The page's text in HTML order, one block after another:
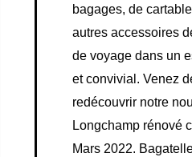
bagages, de
autres accessoires
de voyage dans un
et convivial. Venez
redécouvrir notre
Longchamprénové
Mars 2022.